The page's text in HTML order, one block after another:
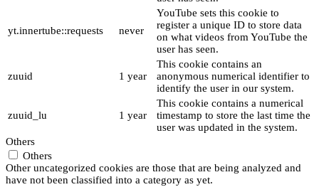
yt.innertube::requests never
YouTube sets this cookie to
register a unique ID to store data
on what videos from YouTube the
user has seen.
zuuid 1 year
This cookie contains an
anonymous numerical identifier to
identify the user in our system.
zuuid_lu 1 year
This cookie contains a numerical
timestamp to store the last time the
user was updated in the system.
Others
Others
Other uncategorized cookies are those that are being analyzed and
have not been classified into a category as yet.